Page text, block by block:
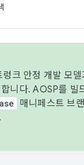
크 안정 개발 모
니다. AOSP를 빌
매니페스트 브